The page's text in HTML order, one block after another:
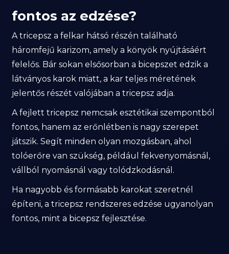
fontos az edzése?
A tricepsz a felkar hátsó részén található
háromfejű karizom, amely a könyök nyújtásáért
felelős. Bár sokan elsősorban a bicepszet edzik a
látványos karok miatt, a kar teljes méretének
jelentős részét valójában a tricepsz adja.
A fejlett tricepsz nemcsak esztétikai szempontból
fontos, hanem az erőnlétben is nagy szerepet
játszik. Segít minden olyan mozgásban, ahol
tolóerőre van szükség, például fekvenyomásnál,
vállból nyomásnál vagy tolódzkodásnál.
Ha nagyobb és formásabb karokat szeretnél
építeni, a tricepsz rendszeres edzése ugyanolyan
fontos, mint a bicepsz fejlesztése.